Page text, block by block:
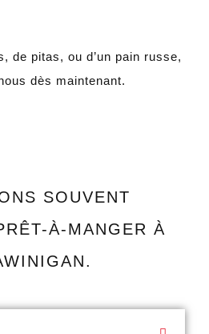
de pitas, ou d’un pain russe,
dès maintenant.
SOUVENT
À-MANGER À